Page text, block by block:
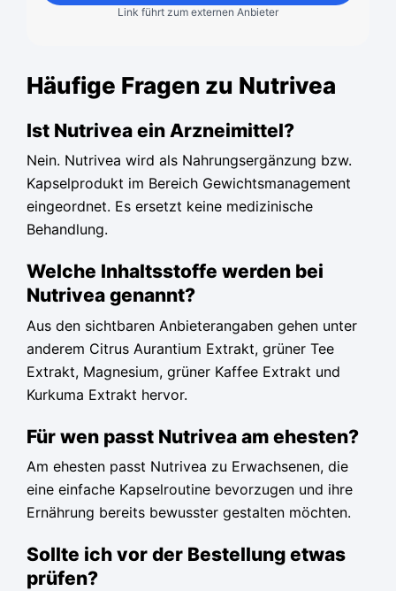
Link führt zum externen Anbieter
Häufige Fragen zu Nutrivea
Ist Nutrivea ein Arzneimittel?
Nein. Nutrivea wird als Nahrungsergänzung bzw.
Kapselprodukt im Bereich Gewichtsmanagement
eingeordnet. Es ersetzt keine medizinische
Behandlung.
Welche Inhaltsstoffe werden bei
Nutrivea genannt?
Aus den sichtbaren Anbieterangaben gehen unter
anderem Citrus Aurantium Extrakt, grüner Tee
Extrakt, Magnesium, grüner Kaffee Extrakt und
Kurkuma Extrakt hervor.
Für wen passt Nutrivea am ehesten?
Am ehesten passt Nutrivea zu Erwachsenen, die
eine einfache Kapselroutine bevorzugen und ihre
Ernährung bereits bewusster gestalten möchten.
Sollte ich vor der Bestellung etwas
prüfen?